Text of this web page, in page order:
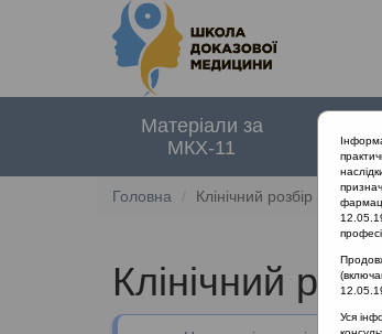
Матеріали за
МКХ-11
Головна Клінічний розбір
Клінічний
Уся